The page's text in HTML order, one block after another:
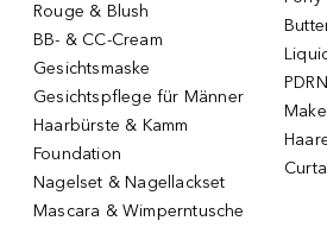
Rouge & Blush
BB- & CC-Cream
Gesichtsmaske
Gesichtspflege für Männer
Haarbürste & Kamm
Foundation
Nagelset & Nagellackset
Mascara & Wimperntusche
PDRN